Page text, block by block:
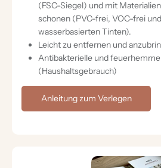
(FSC-Siegel) und mit
schonen (PVC-frei, VOC-frei
wasserbasierten Tinten).
Leicht zu entfernen und
Antibakterielle und
(Haushaltsgebrauch)
Anleitung zum Verlegen